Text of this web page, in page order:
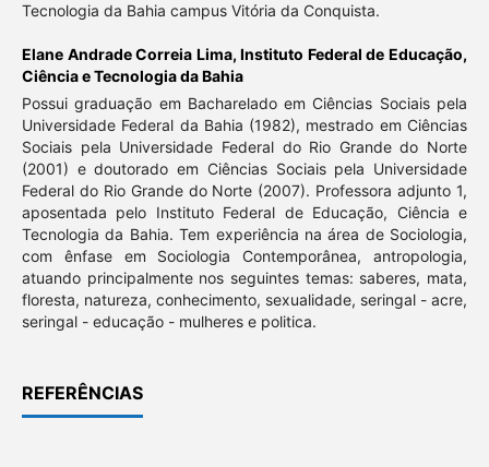
Tecnologia da Bahia campus Vitória da Conquista.
Elane Andrade Correia Lima,Instituto Federal de Educação,
Ciência e Tecnologia da Bahia
Possui graduação em Bacharelado em Ciências Sociais pela
Universidade Federal da Bahia (1982), mestrado em Ciências
Sociais pela Universidade Federal do Rio Grande do Norte
(2001) e doutorado em Ciências Sociais pela Universidade
Federal do Rio Grande do Norte (2007). Professora adjunto 1,
aposentada pelo Instituto Federal de Educação, Ciência e
Tecnologia da Bahia. Tem experiência na área de Sociologia,
com ênfase em Sociologia Contemporânea, antropologia,
atuando principalmente nos seguintes temas: saberes, mata,
floresta, natureza, conhecimento, sexualidade, seringal - acre,
seringal - educação - mulheres e politica.
REFERÊNCIAS